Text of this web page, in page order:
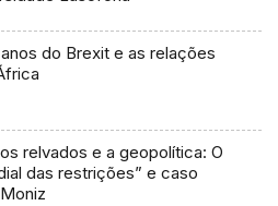
anos do Brexit e as relações
relvados e a geopolítica: O
das restrições” e caso